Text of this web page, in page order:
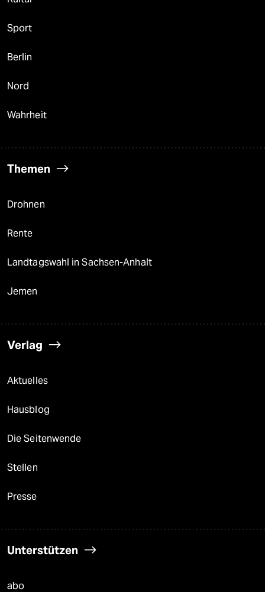
Sport
Berlin
Nord
Wahrheit
Themen
Drohnen
Rente
Landtagswahl in Sachsen-Anhalt
Jemen
Verlag
Aktuelles
Hausblog
Die Seitenwende
Stellen
Presse
Unterstützen
abo